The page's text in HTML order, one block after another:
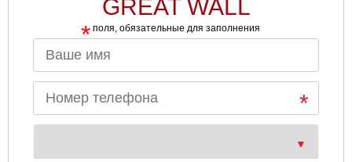
GREAT WALL
* поля, обязательные для заполнения